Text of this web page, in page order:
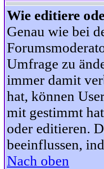
Wie editiere
Genau wie bei
Umfrage zu
immer damit
hat, können
mit gestimmt
oder editieren.
beeinflussen,
Nach oben